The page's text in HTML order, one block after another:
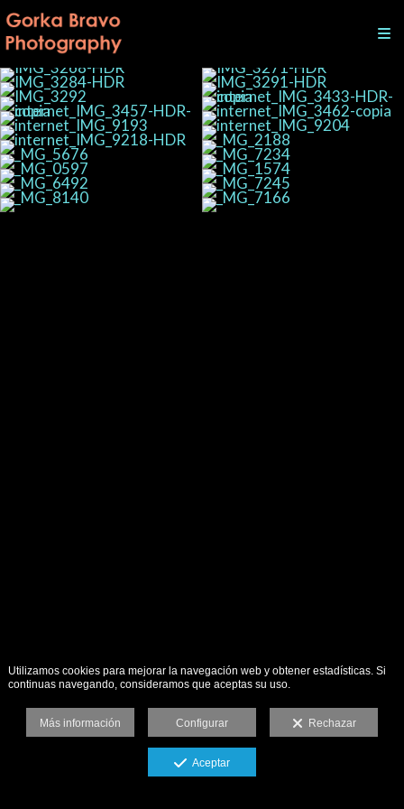
Utilizamos cookies para mejorar la navegación web y obtener estadísticas. Si
continuas navegando, consideramos que aceptas su uso.
Más información Configurar Rechazar
Aceptar